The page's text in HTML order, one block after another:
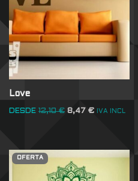
Love
DESDE 12,10€ 8,47 € IVA INCL
OFERTA